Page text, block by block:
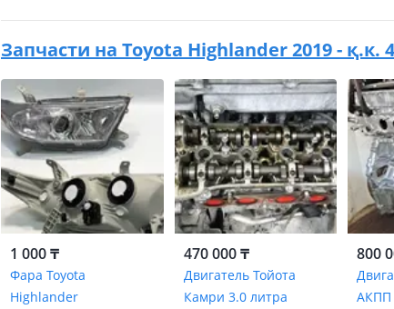
Запчасти на Toyota Highlander 2019 - қ.к.
1 000 ₸
Фара Toyota
Highlander
470 000 ₸
Двигатель Тойота
Камри 3.0 литра
800
АКПП